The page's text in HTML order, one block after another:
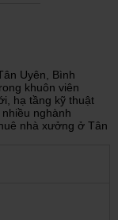
Uyên, Bình
khuôn viên
hạ tầng kỹ thuật
nghành
nhà xưởng ở Tân